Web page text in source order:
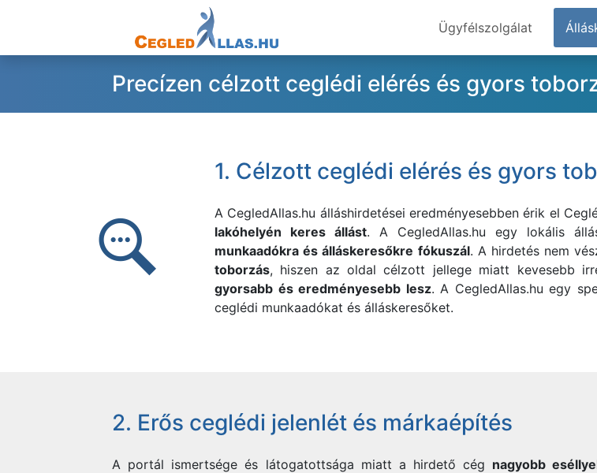
Ügyfélszolgálat
Precízen célzott ceglédi elérés és gyors
1. Célzott ceglédi elérés és gyors
A CegledAllas.hu álláshirdetései eredményesebben érik el
lakóhelyén keres állást. A CegledAllas.hu egy lokális
munkaadókra és álláskeresőkre fókuszál. A hirdetés nem
toborzás, hiszen az oldal célzott jellege miatt kevesebb
gyorsabb és eredményesebb lesz. A CegledAllas.hu egy
ceglédi munkaadókat és álláskeresőket.
2. Erős ceglédi jelenlét és márkaépítés
A portál ismertsége és látogatottsága miatt a hirdető cég nagyobb